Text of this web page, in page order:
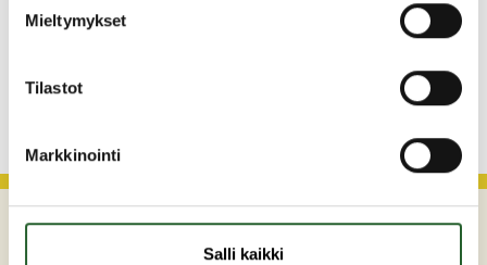
Mieltymykset
Tilastot
Markkinointi
Salli kaikki
Asfaltointityöt taajamassa myöhästyvät
KATSO KAIKKI